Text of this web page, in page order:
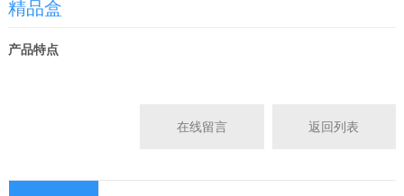
精品盒
产品特点
在线留言 返回列表